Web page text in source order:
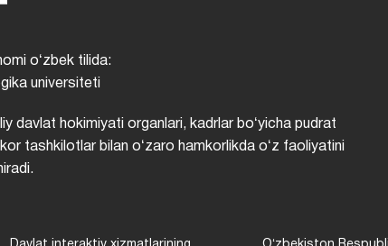
oʻzbek tilida:
universiteti
davlat hokimiyati organlari, kadrlar boʻyicha pudrat
tashkilotlar bilan oʻzaro hamkorlikda oʻz faoliyatini